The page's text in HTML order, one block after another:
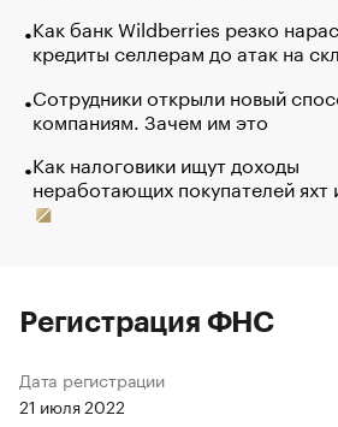
Как банк Wildberries резко
кредиты селлерам до атак на
Сотрудники открыли новый
компаниям. Зачем им это
Как налоговики ищут доходы
неработающих покупателей яхт
Регистрация ФНС
Дата регистрации
21 июля 2022